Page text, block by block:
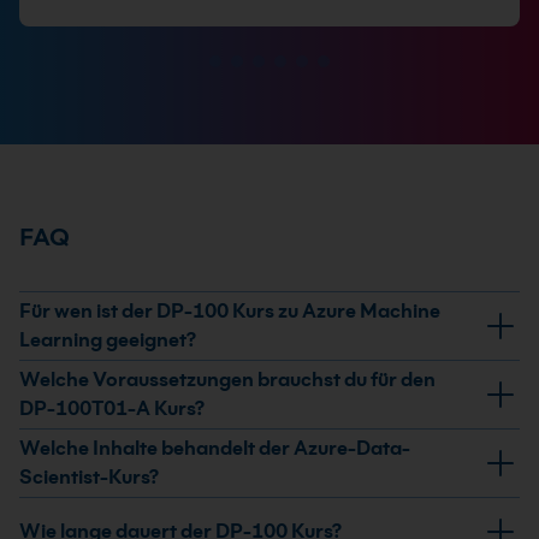
FAQ
Für wen ist der DP-100 Kurs zu Azure Machine
Learning geeignet?
Der Kurs richtet sich an Fachkräfte mit fundierten
Kenntnissen in Python und Machine-Learning-
Frameworks wie Scikit-Learn, PyTorch oder
TensorFlow. Er passt, wenn du cloudbasierte KI-
Lösungen mit Microsoft Azure entwickeln und
produktiv einsetzen möchtest.
Welche Voraussetzungen brauchst du für den
DP-100T01-A Kurs?
Du solltest sicher in Python programmieren und
grundlegende Machine-Learning-Konzepte sowie
Frameworks wie Scikit-Learn, PyTorch oder
TensorFlow kennen. Azure-Vorkenntnisse sind
Welche Inhalte behandelt der Azure-Data-
Scientist-Kurs?
Wie lange dauert der DP-100 Kurs?